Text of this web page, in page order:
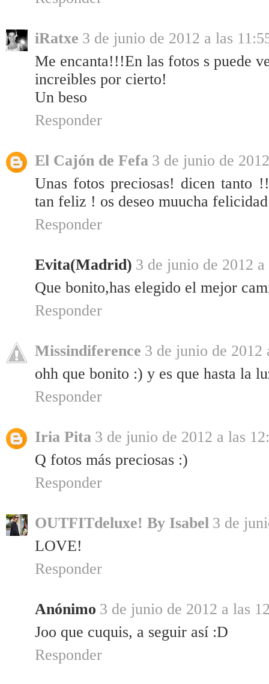
iRatxe 3 de junio de 2012 a las
Me encanta!!!En las fotos s puede
increibles por cierto!
Un beso
Responder
El Cajón de Fefa 3 de junio de
Unas fotos preciosas! dicen tanto
tan feliz ! os deseo muucha
Responder
Evita(Madrid) 3 de junio de 2012 a
Que bonito,has elegido el mejor
Responder
Missindiference 3 de junio de 2012
ohh que bonito :) y es que hasta la
Responder
Iria Pita 3 de junio de 2012 a las
Q fotos más preciosas :)
Responder
OUTFITdeluxe! By Isabel 3 de
LOVE!
Responder
Anónimo 3 de junio de 2012 a las
Joo que cuquis, a seguir así :D
Responder